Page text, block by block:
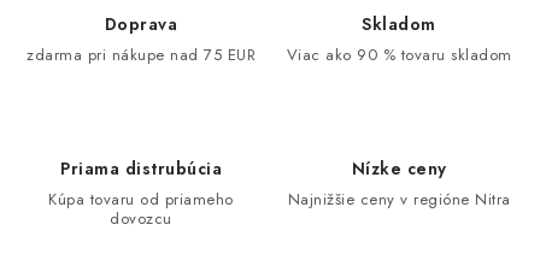
Doprava
zdarma pri nákupe nad 75 EUR
Skladom
Viac ako 90 % tovaru skladom
Priama distrubúcia
Kúpa tovaru od priameho
dovozcu
Nízke ceny
Najnižšie ceny v regióne Nitra